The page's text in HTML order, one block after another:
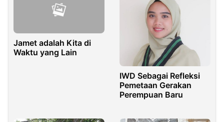
Jamet adalah Kita di
Waktu yang Lain
IWD Sebagai Refleksi
Pemetaan Gerakan
Perempuan Baru